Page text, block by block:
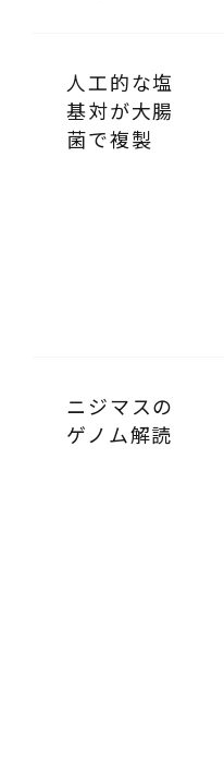
人工的な塩
基対が大腸
菌で複製
ニジマスの
ゲノム解読